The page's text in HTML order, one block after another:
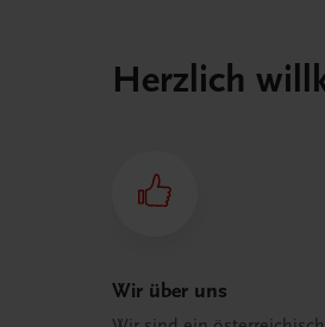
Herzlich
Wir über uns